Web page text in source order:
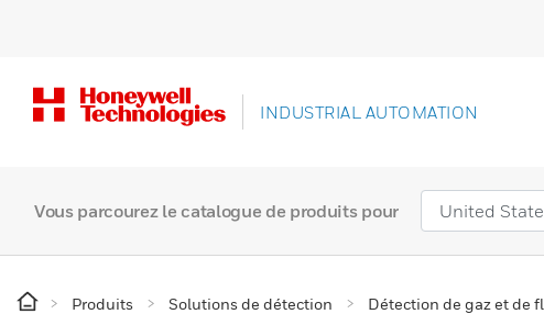
INDUSTRIAL AUTOMATION
Vous parcourez le catalogue de produits pour
Produits Solutions de détection Détection de gaz et de